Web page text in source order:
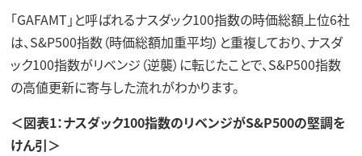
「GAFAMT」と呼ばれるナスダック100指数の時価総額上位6社
は、S&P500指数（時価総額加重平均）と重複しており、ナスダ
ック100指数がリベンジ（逆襲）に転じたことで、S&P500指数
の高値更新に寄与した流れがわかります。
＜図表1：ナスダック100指数のリベンジがS&P500の堅調を
けん引＞